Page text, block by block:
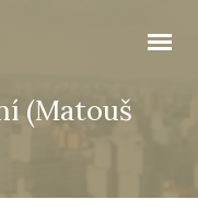
(Matouš